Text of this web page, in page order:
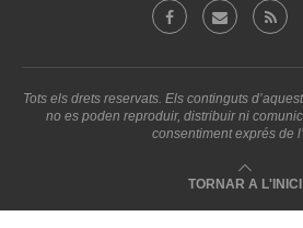
Tots els drets reservats. Els continguts
no es poden reproduir, distribuir ni
consentiment exprés de
TORNAR A L'INICI